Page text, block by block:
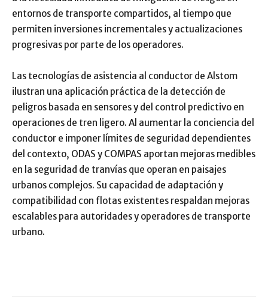
entornos de transporte compartidos, al tiempo que
permiten inversiones incrementales y actualizaciones
progresivas por parte de los operadores.
Las tecnologías de asistencia al conductor de Alstom
ilustran una aplicación práctica de la detección de
peligros basada en sensores y del control predictivo en
operaciones de tren ligero. Al aumentar la conciencia del
conductor e imponer límites de seguridad dependientes
del contexto, ODAS y COMPAS aportan mejoras medibles
en la seguridad de tranvías que operan en paisajes
urbanos complejos. Su capacidad de adaptación y
compatibilidad con flotas existentes respaldan mejoras
escalables para autoridades y operadores de transporte
urbano.